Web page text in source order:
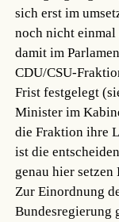
sich erst im
noch nicht
damit im
CDU/CSU-
Frist festgelegt
Minister im
die Fraktion ihre
ist die
genau hier
Zur Einordnung
Bundesregierung